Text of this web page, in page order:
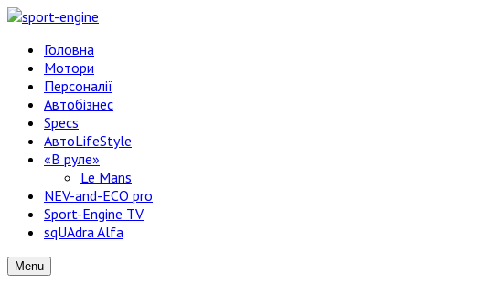
Головна
Мотори
Персоналії
Автобізнес
Specs
АвтоLifeStyle
«В руле»
Le Mans
NEV-and-ECO pro
Sport-Engine TV
sqUAdra Alfa
Menu